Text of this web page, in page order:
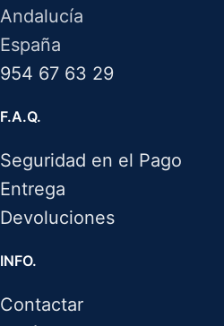
Andalucía
España
954 67 63 29
F.A.Q.
Seguridad en el Pago
Entrega
Devoluciones
INFO.
Contactar